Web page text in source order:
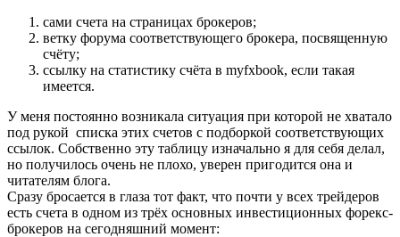
сами счета на страницах брокеров;
ветку форума соответствующего брокера, посвященную
счёту;
ссылку на статистику счёта в myfxbook, если такая
имеется.
У меня постоянно возникала ситуация при которой не хватало
под рукой списка этих счетов с подборкой соответствующих
ссылок. Собственно эту таблицу изначально я для себя делал,
но получилось очень не плохо, уверен пригодится она и
читателям блога.
Сразу бросается в глаза тот факт, что почти у всех трейдеров
есть счета в одном из трёх основных инвестиционных форекс-
брокеров на сегодняшний момент: